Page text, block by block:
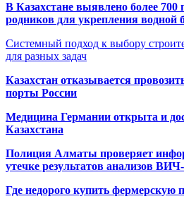
В Казахстане выявлено более 700
родников для укрепления водной
Системный подход к выбору
для разных задач
Казахстан отказывается
порты России
Медицина Германии открыта и
Казахстана
Полиция Алматы проверяет
утечке результатов анализов
Где недорого купить